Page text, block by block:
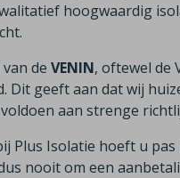
hoogwaardig
van deVENIN, oftewel de
Dit geeft aan dat wij
aan strenge
Plus Isolatie hoeft u
nooit om een